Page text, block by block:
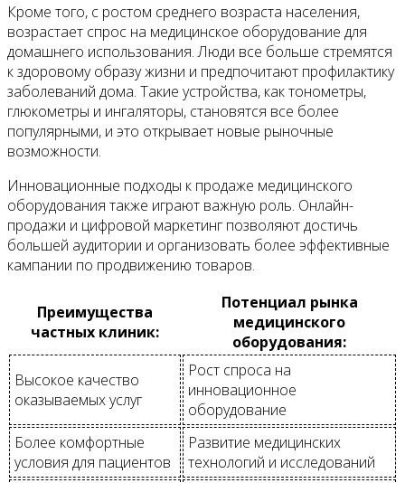
Кроме того, с ростом среднего возраста населения,
возрастает спрос на медицинское оборудование для
домашнего использования. Люди все больше стремятся
к здоровому образу жизни и предпочитают профилактику
заболеваний дома. Такие устройства, как тонометры,
глюкометры и ингаляторы, становятся все более
популярными, и это открывает новые рыночные
возможности.
Инновационные подходы к продаже медицинского
оборудования также играют важную роль. Онлайн-
продажи и цифровой маркетинг позволяют достичь
большей аудитории и организовать более эффективные
кампании по продвижению товаров.
Преимущества
частных клиник:
Потенциал рынка
медицинского
оборудования:
Высокое качество
оказываемых услуг
Рост спроса на
инновационное
оборудование
Более комфортные
условия для пациентов
Развитие медицинских
технологий и исследований